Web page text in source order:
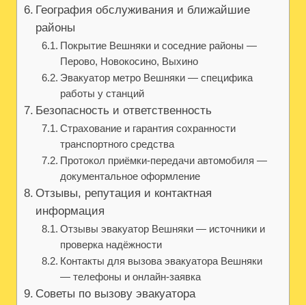
География обслуживания и ближайшие
районы
Покрытие Вешняки и соседние районы —
Перово, Новокосино, Выхино
Эвакуатор метро Вешняки — специфика
работы у станций
Безопасность и ответственность
Страхование и гарантия сохранности
транспортного средства
Протокол приёмки-передачи автомобиля —
документальное оформление
Отзывы, репутация и контактная
информация
Отзывы эвакуатор Вешняки — источники и
проверка надёжности
Контакты для вызова эвакуатора Вешняки
— телефоны и онлайн-заявка
Советы по вызову эвакуатора